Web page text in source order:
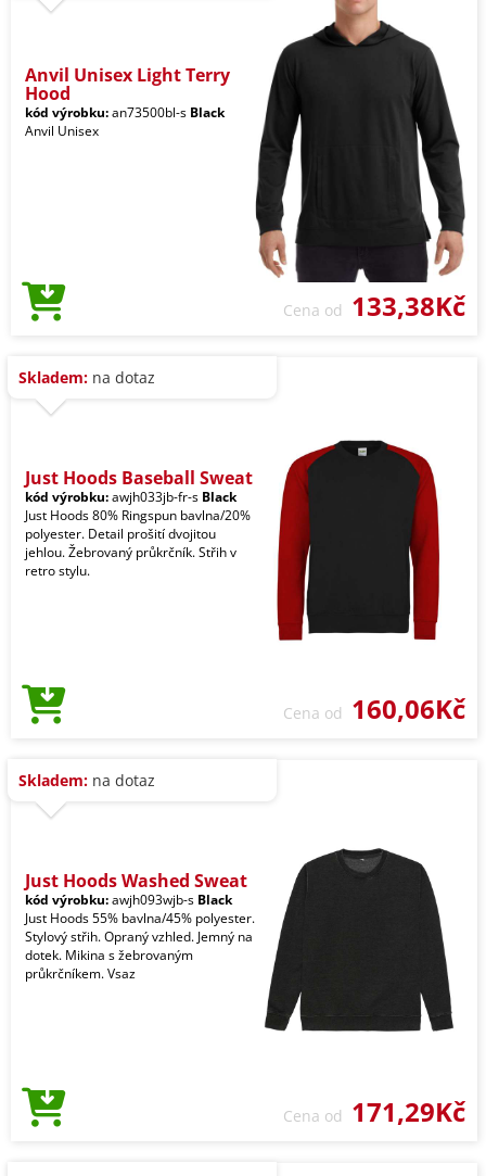
Anvil Unisex Light Terry
Hood
kód výrobku:an73500bl-s Black
Anvil Unisex
Cena od 133,38Kč
Skladem: na dotaz
Just Hoods Baseball Sweat
kód výrobku:awjh033jb-fr-s Black
Just Hoods 80% Ringspun bavlna/20%
polyester. Detail prošití dvojitou
jehlou. Žebrovaný průkrčník. Střih v
retro stylu.
Cena od 160,06Kč
Skladem: na dotaz
Just Hoods Washed Sweat
kód výrobku:awjh093wjb-s Black
Just Hoods 55% bavlna/45% polyester.
Stylový střih. Opraný vzhled. Jemný na
dotek. Mikina s žebrovaným
průkrčníkem. Vsaz
Cena od 171,29Kč